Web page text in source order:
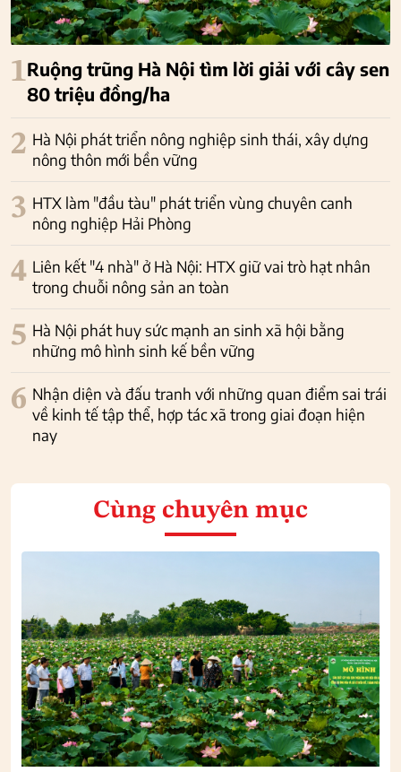
1Ruộng trũng Hà Nội tìm lời giải với cây sen
80 triệu đồng/ha
2 Hà Nội phát triển nông nghiệp sinh thái, xây dựng
nông thôn mới bền vững
3 HTX làm "đầu tàu" phát triển vùng chuyên canh
nông nghiệp Hải Phòng
4 Liên kết "4 nhà" ở Hà Nội: HTX giữ vai trò hạt nhân
trong chuỗi nông sản an toàn
5 Hà Nội phát huy sức mạnh an sinh xã hội bằng
những mô hình sinh kế bền vững
6 Nhận diện và đấu tranh với những quan điểm sai trái
về kinh tế tập thể, hợp tác xã trong giai đoạn hiện
nay
Cùng chuyên mục